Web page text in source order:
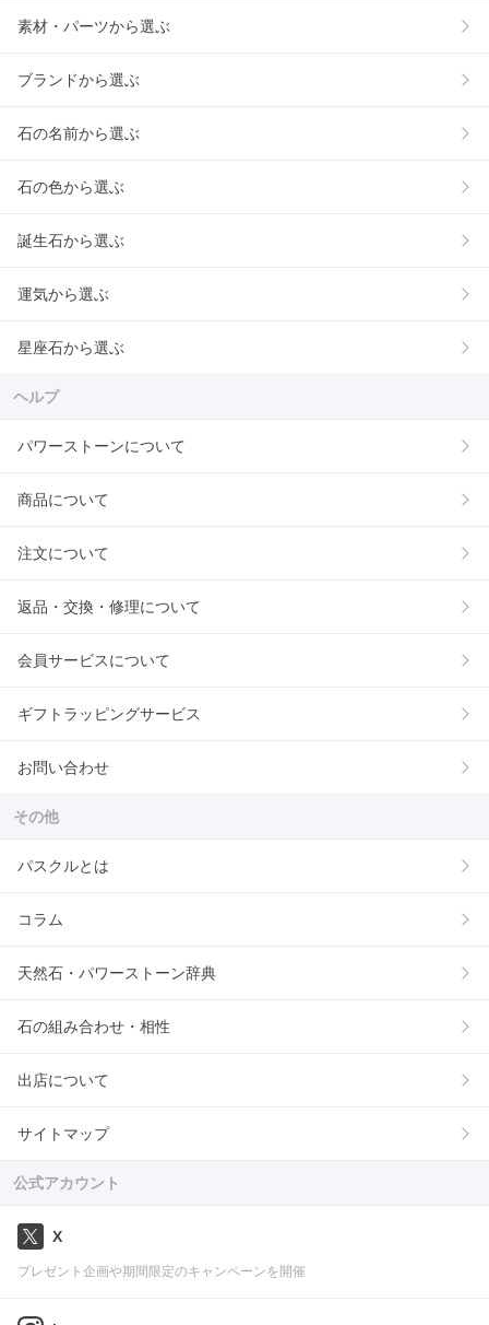
素材・パーツから選ぶ
ブランドから選ぶ
石の名前から選ぶ
石の色から選ぶ
誕生石から選ぶ
運気から選ぶ
星座石から選ぶ
ヘルプ
パワーストーンについて
商品について
注文について
返品・交換・修理について
会員サービスについて
ギフトラッピングサービス
お問い合わせ
その他
パスクルとは
コラム
天然石・パワーストーン辞典
石の組み合わせ・相性
出店について
サイトマップ
公式アカウント
X
プレゼント企画や期間限定のキャンペーンを開催